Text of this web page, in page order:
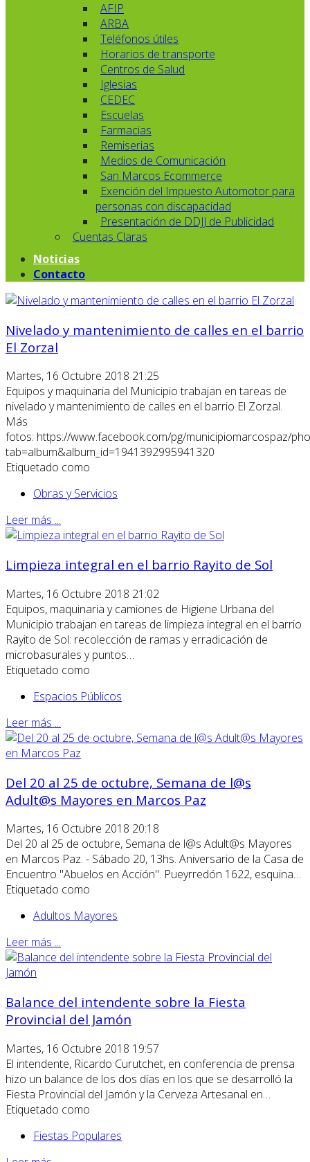
AFIP
ARBA
Teléfonos útiles
Horarios de transporte
Centros de Salud
Iglesias
CEDEC
Escuelas
Farmacias
Remiserias
Medios de Comunicación
San Marcos Ecommerce
Exención del Impuesto Automotor para
personas con discapacidad
Presentación de DDJJ de Publicidad
Cuentas Claras
Noticias
Contacto
Nivelado y mantenimiento de calles en el barrio
El Zorzal
Martes, 16 Octubre 2018 21:25
Equipos y maquinaria del Municipio trabajan en tareas de
nivelado y mantenimiento de calles en el barrio El Zorzal.
Más
fotos: https://www.facebook.com/pg/municipiomarcospaz/
tab=album&album_id=1941392995941320
Etiquetado como
Obras y Servicios
Leer más ...
Limpieza integral en el barrio Rayito de Sol
Martes, 16 Octubre 2018 21:02
Equipos, maquinaria y camiones de Higiene Urbana del
Municipio trabajan en tareas de limpieza integral en el barrio
Rayito de Sol: recolección de ramas y erradicación de
microbasurales y puntos…
Etiquetado como
Espacios Públicos
Leer más ...
Del 20 al 25 de octubre, Semana de l@s
Adult@s Mayores en Marcos Paz
Martes, 16 Octubre 2018 20:18
Del 20 al 25 de octubre, Semana de l@s Adult@s Mayores
en Marcos Paz. - Sábado 20, 13hs. Aniversario de la Casa de
Encuentro "Abuelos en Acción". Pueyrredón 1622, esquina…
Etiquetado como
Adultos Mayores
Leer más ...
Balance del intendente sobre la Fiesta
Provincial del Jamón
Martes, 16 Octubre 2018 19:57
El intendente, Ricardo Curutchet, en conferencia de prensa
hizo un balance de los dos días en los que se desarrolló la
Fiesta Provincial del Jamón y la Cerveza Artesanal en…
Etiquetado como
Fiestas Populares